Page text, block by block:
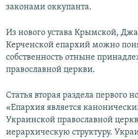
законами оккупанта.
Из нового устава Крымской,
Керченской епархий можно
собственность отныне
православной церкви.
Статья вторая раздела первого
«Епархия является
Украинской православной
иерархическую структуру.